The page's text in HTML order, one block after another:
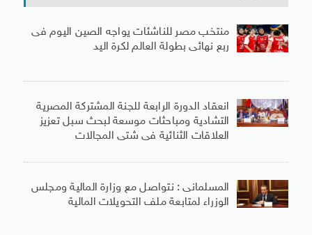
منتخب مصر للناشئات يواجه الصين اليوم فى
ربع نهائى بطولة العالم لكرة اليد
انعقاد الدورة الرابعة للجنة المشتركة المصرية
التشادية ومباحثات موسعة لبحث سبل تعزيز
العلاقات الثنائية فى شتى المجالات
المسلمانى : نتواصل مع وزارة المالية ومجلس
الوزراء لمتابعة ملف التحويلات المالية